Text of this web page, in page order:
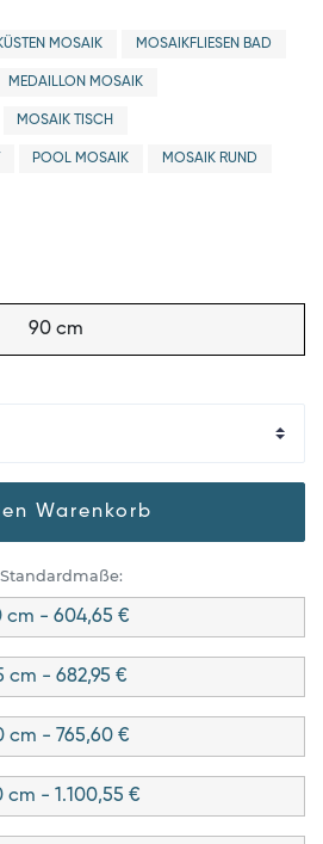
MOSAIK MOSAIKFLIESEN BAD
MEDAILLON MOSAIK
MOSAIK TISCH
POOL MOSAIK MOSAIK RUND
90 cm
Warenkorb
cm - 604,65 €
cm - 682,95 €
cm - 765,60 €
cm - 1.100,55 €